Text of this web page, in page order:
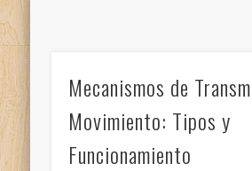
Mecanismos de
Movimiento: Tipos y
Funcionamiento